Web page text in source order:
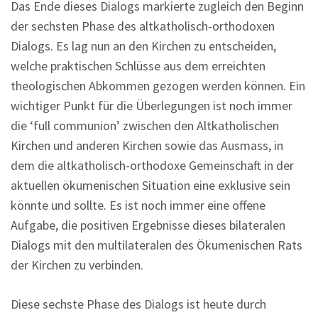
Das Ende dieses Dialogs markierte zugleich den Beginn
der sechsten Phase des altkatholisch-orthodoxen
Dialogs. Es lag nun an den Kirchen zu entscheiden,
welche praktischen Schlüsse aus dem erreichten
theologischen Abkommen gezogen werden können. Ein
wichtiger Punkt für die Überlegungen ist noch immer
die ‘full communion’ zwischen den Altkatholischen
Kirchen und anderen Kirchen sowie das Ausmass, in
dem die altkatholisch-orthodoxe Gemeinschaft in der
aktuellen ökumenischen Situation eine exklusive sein
könnte und sollte. Es ist noch immer eine offene
Aufgabe, die positiven Ergebnisse dieses bilateralen
Dialogs mit den multilateralen des Ökumenischen Rats
der Kirchen zu verbinden.
Diese sechste Phase des Dialogs ist heute durch